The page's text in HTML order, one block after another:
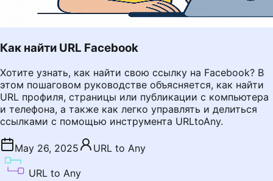
Как найти URL Facebook
Хотите узнать, как найти свою ссылку на Facebook? В
этом пошаговом руководстве объясняется, как найти
URL профиля, страницы или публикации с компьютера
и телефона, а также как легко управлять и делиться
ссылками с помощью инструмента URLtoAny.
May 26, 2025 URL to Any
URL to Any